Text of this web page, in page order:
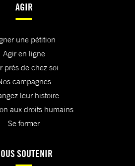
AGIR
une pétition
Agir en ligne
près de chez soi
campagnes
leur histoire
aux droits humains
Se former
SOUTENIR